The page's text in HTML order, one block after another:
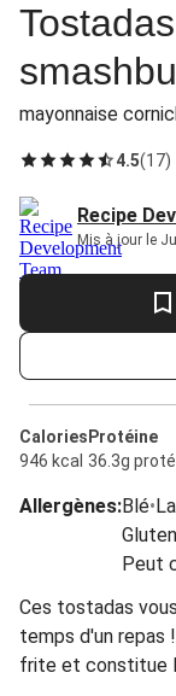
mayonnaise
4.5(17)
Recipe
Mis à jour le
Calories
946 kcal
Protéine
36.3g
Allergènes:Blé•
Gluten
Peut
Ces tostadas
temps d'un repas
frite et constitue